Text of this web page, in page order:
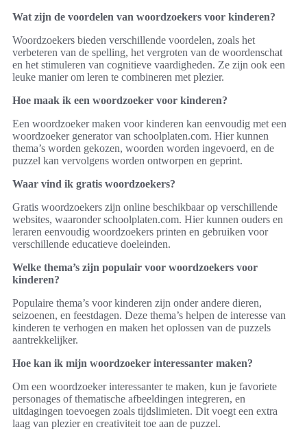
Wat zijn de voordelen van woordzoekers voor kinderen?
Woordzoekers bieden verschillende voordelen, zoals het
verbeteren van de spelling, het vergroten van de woordenschat
en het stimuleren van cognitieve vaardigheden. Ze zijn ook een
leuke manier om leren te combineren met plezier.
Hoe maak ik een woordzoeker voor kinderen?
Een woordzoeker maken voor kinderen kan eenvoudig met een
woordzoeker generator van schoolplaten.com. Hier kunnen
thema’s worden gekozen, woorden worden ingevoerd, en de
puzzel kan vervolgens worden ontworpen en geprint.
Waar vind ik gratis woordzoekers?
Gratis woordzoekers zijn online beschikbaar op verschillende
websites, waaronder schoolplaten.com. Hier kunnen ouders en
leraren eenvoudig woordzoekers printen en gebruiken voor
verschillende educatieve doeleinden.
Welke thema’s zijn populair voor woordzoekers voor
kinderen?
Populaire thema’s voor kinderen zijn onder andere dieren,
seizoenen, en feestdagen. Deze thema’s helpen de interesse van
kinderen te verhogen en maken het oplossen van de puzzels
aantrekkelijker.
Hoe kan ik mijn woordzoeker interessanter maken?
Om een woordzoeker interessanter te maken, kun je favoriete
personages of thematische afbeeldingen integreren, en
uitdagingen toevoegen zoals tijdslimieten. Dit voegt een extra
laag van plezier en creativiteit toe aan de puzzel.